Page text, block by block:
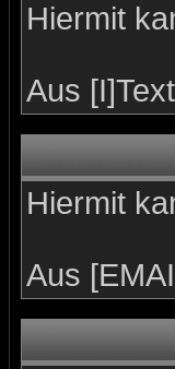
Hiermit
Aus
Hiermit
Aus